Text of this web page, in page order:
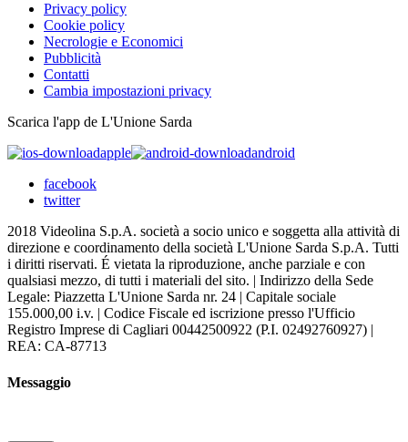
Privacy policy
Cookie policy
Necrologie e Economici
Pubblicità
Contatti
Cambia impostazioni privacy
Scarica l'app de L'Unione Sarda
apple
android
facebook
twitter
2018 Videolina S.p.A. società a socio unico e soggetta alla attività di
direzione e coordinamento della società L'Unione Sarda S.p.A. Tutti
i diritti riservati. É vietata la riproduzione, anche parziale e con
qualsiasi mezzo, di tutti i materiali del sito. | Indirizzo della Sede
Legale: Piazzetta L'Unione Sarda nr. 24 | Capitale sociale
155.000,00 i.v. | Codice Fiscale ed iscrizione presso l'Ufficio
Registro Imprese di Cagliari 00442500922 (P.I. 02492760927) |
REA: CA-87713
Messaggio